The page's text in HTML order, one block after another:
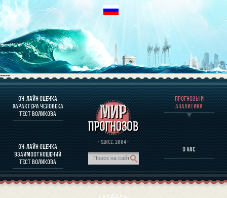
----
ОН-ЛАЙН ОЦЕНКА
ХАРАКТЕРА ЧЕЛОВЕКА
ТЕСТ ВОЛИКОВА
ОН-ЛАЙН ОЦЕНКА
ВЗАИМООТНОШЕНИЙ
ТЕСТ ВОЛИКОВА
· SINCE. 2004 ·
ПРОГНОЗЫ И
АНАЛИТИКА
О НАС
О ПРОГРАММЕ
ОЦЕНКА ХАРАКТЕРA ЧЕЛОВЕКА
ОЦЕНКА ХАРАКТЕРА ВЫДАЮЩИХСЯ ЛИЧНОСТЕЙ
О ПРОГРАММЕ
ПРОГНОЗЫ И АНАЛИТИКА